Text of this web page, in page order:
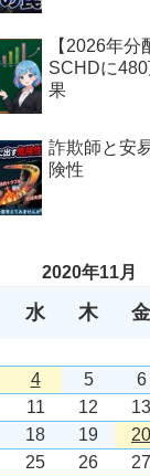
【2026年分
SCHDに
果
詐欺師と安
険性
2020年11月
水 木 金
4 5 6
11 12 13
18 19 20
25 26 27